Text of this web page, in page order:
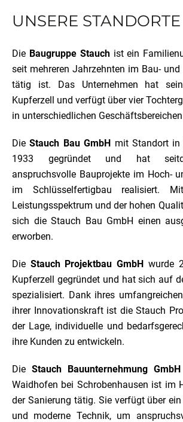
UNSERE STANDORTE
Die Baugruppe Stauchist ein
seit mehreren Jahrzehnten im Bau-
tätig ist. Das Unternehmen hat
Kupferzell und verfügt über vier
in unterschiedlichen
DieStauch Bau GmbH mit Standort in
1933 gegründet und hat
anspruchsvolle Bauprojekte im Hoch-
im Schlüsselfertigbau realisiert.
Leistungsspektrum und der hohen
sich die Stauch Bau GmbH einen
erworben.
Die Stauch Projektbau GmbH wurde
Kupferzell gegründet und hat sich auf
spezialisiert. Dank ihres
ihrer Innovationskraft ist die Stauch
der Lage, individuelle und
ihre Kunden zu entwickeln.
Die Stauch Bauunternehmung GmbH
Waidhofen bei Schrobenhausen ist im
der Sanierung tätig. Sie verfügt über
und moderne Technik, um